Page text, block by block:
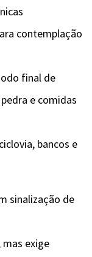
contemplação
final de
e comidas
bancos e
sinalização de
mas exige